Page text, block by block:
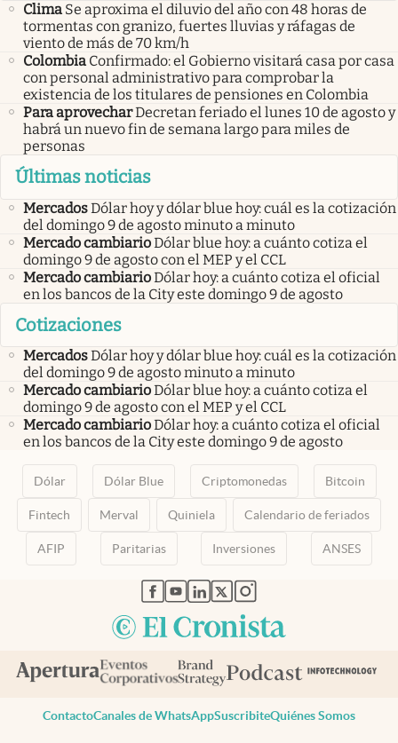
Clima Se aproxima el diluvio del año con 48 horas de
tormentas con granizo, fuertes lluvias y ráfagas de
viento de más de 70 km/h
Colombia Confirmado: el Gobierno visitará casa por casa
con personal administrativo para comprobar la
existencia de los titulares de pensiones en Colombia
Para aprovecharDecretan feriado el lunes 10 de agosto y
habrá un nuevo fin de semana largo para miles de
personas
Últimas noticias
MercadosDólar hoy y dólar blue hoy: cuál es la cotización
del domingo 9 de agosto minuto a minuto
Mercado cambiarioDólar blue hoy: a cuánto cotiza el
domingo 9 de agosto con el MEP y el CCL
Mercado cambiarioDólar hoy: a cuánto cotiza el oficial
en los bancos de la City este domingo 9 de agosto
Cotizaciones
MercadosDólar hoy y dólar blue hoy: cuál es la cotización
del domingo 9 de agosto minuto a minuto
Mercado cambiarioDólar blue hoy: a cuánto cotiza el
domingo 9 de agosto con el MEP y el CCL
Mercado cambiarioDólar hoy: a cuánto cotiza el oficial
en los bancos de la City este domingo 9 de agosto
Dólar Dólar Blue Criptomonedas Bitcoin
Fintech Merval Quiniela Calendario de feriados
AFIP Paritarias Inversiones ANSES
abre en nueva pestaña
abre en nueva pestaña
abre en nueva pestaña
abre en nueva pestaña
abre en nueva pestaña
ContactoCanales de WhatsAppSuscribiteQuiénes Somos